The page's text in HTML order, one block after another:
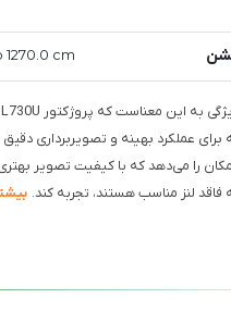
1270.0 cm
برای عملکرد بهینه و تصویربرداری
امکان را می‌دهد که با کیفیت تصویر
فاقد لنز مناسب هستند، تجربه کند.